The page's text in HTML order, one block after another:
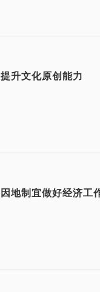
提升文化原创能力
因地制宜做好经济工